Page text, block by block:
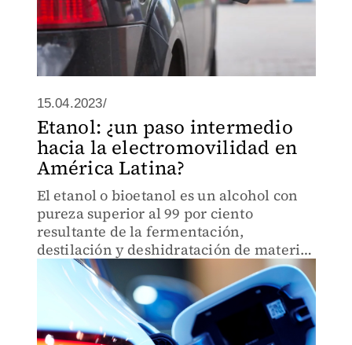
15.04.2023/
Etanol: ¿un paso intermedio
hacia la electromovilidad en
América Latina?
El etanol o bioetanol es un alcohol con
pureza superior al 99 por ciento
resultante de la fermentación,
destilación y deshidratación de materias
primas renovables.